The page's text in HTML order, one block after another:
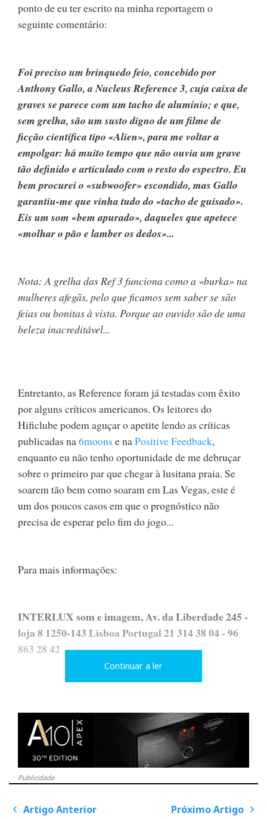
ponto de eu ter escrito na minha reportagem o
seguinte comentário:
Foi preciso um brinquedo feio, concebido por
Anthony Gallo, a Nucleus Reference 3, cuja caixa de
graves se parece com um tacho de alumínio; e que,
sem grelha, são um susto digno de um filme de
ficção científica tipo «Alien», para me voltar a
empolgar: há muito tempo que não ouvia um grave
tão definido e articulado com o resto do espectro. Eu
bem procurei o «subwoofer» escondido, mas Gallo
garantiu-me que vinha tudo do «tacho de guisado».
Eis um som «bem apurado», daqueles que apetece
«molhar o pão e lamber os dedos»...
Nota: A grelha das Ref 3 funciona como a «burka» na
mulheres afegãs, pelo que ficamos sem saber se são
feias ou bonitas à vista. Porque ao ouvido são de uma
beleza inacreditável...
Entretanto, as Reference foram já testadas com êxito
por alguns críticos americanos. Os leitores do
Hificlube podem aguçar o apetite lendo as críticas
publicadas na6moons e naPositive Feedback,
enquanto eu não tenho oportunidade de me debruçar
sobre o primeiro par que chegar à lusitana praia. Se
soarem tão bem como soaram em Las Vegas, este é
um dos poucos casos em que o prognóstico não
precisa de esperar pelo fim do jogo...
Para mais informações:
INTERLUX som e imagem, Av. da Liberdade 245 -
loja 8 1250-143 Lisboa Portugal 21 314 38 04 - 96
863 28 42
Continuar a ler
Like it? Share it.
F
a
c
T
w
i
t
G
o
g
n
k
P
i
n
Publicidade
P
Artigo Anterior Próximo Artigo